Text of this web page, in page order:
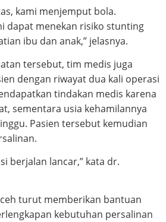
kami menjemput bola.
dapat menekan risiko stunting
ibu dan anak,” jelasnya.
tersebut, tim medis juga
dengan riwayat dua kali operasi
tindakan medis karena
sementara usia kehamilannya
Pasien tersebut kemudian
berjalan lancar,” kata dr.
turut memberikan bantuan
kebutuhan persalinan